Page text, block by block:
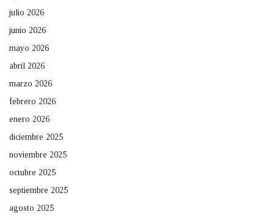
julio 2026
junio 2026
mayo 2026
abril 2026
marzo 2026
febrero 2026
enero 2026
diciembre 2025
noviembre 2025
octubre 2025
septiembre 2025
agosto 2025